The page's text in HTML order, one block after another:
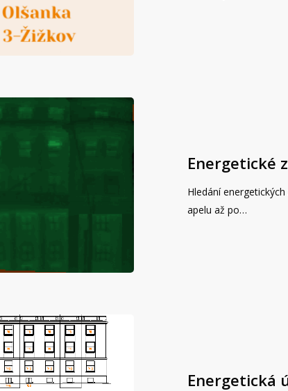
Energetické
Hledání
apelu až po…
Energetická